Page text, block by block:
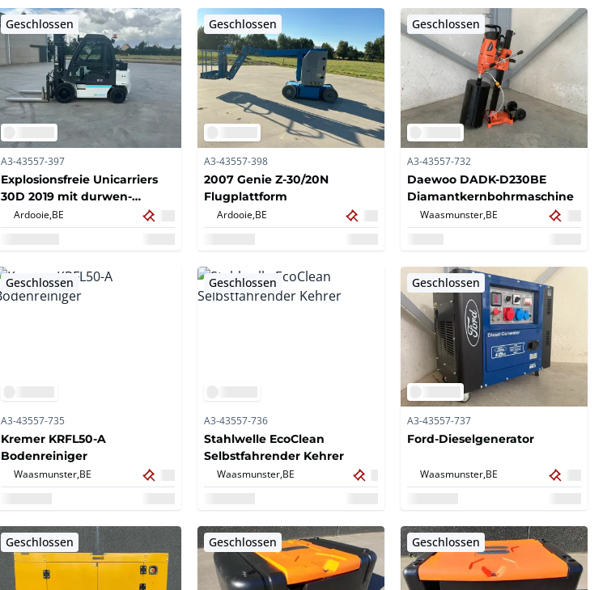
Geschlossen
A3-43557-397
Explosionsfreie Unicarriers
30D 2019 mit durwen-
ausziehbaren Gabeln
Ardooie,BE
Geschlossen
A3-43557-398
2007 Genie Z-30/20N
Flugplattform
Ardooie,BE
Geschlossen
A3-43557-732
Daewoo DADK-D230BE
Diamantkernbohrmaschine
Waasmunster,BE
Geschlossen
A3-43557-735
Kremer KRFL50-A
Bodenreiniger
Waasmunster, BE
Geschlossen
A3-43557-736
Stahlwelle EcoClean
Selbstfahrender Kehrer
Waasmunster, BE
Geschlossen
A3-43557-737
Ford-Dieselgenerator
Waasmunster, BE
Geschlossen Geschlossen Geschlossen